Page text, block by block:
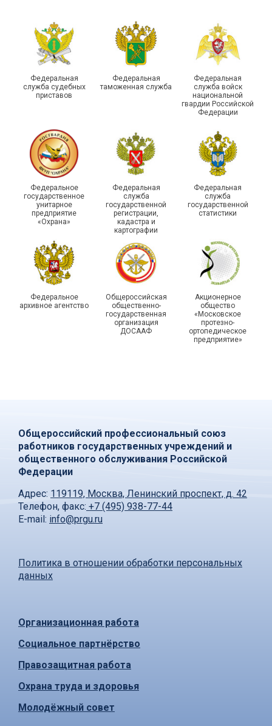
Единство традиций и сила
организаций ГУФСИН
России по Пермскому
краю приняли участие в
туристическом слете
215-й юбилей
государственной
статистики отметили в
Республике Саха (Якутия)
Храбрым детям – добрые
подарки
Федеральная
служба судебных
приставов
Федеральная
таможенная служба
Федеральная
служба войск
национальной
гвардии Российской
Федерации
Федеральное
государственное
унитарное
предприятие
«Охрана»
Федеральная
служба
государственной
регистрации,
кадастра и
картографии
Федеральная
служба
государственной
статистики
Федеральное
архивное агентство
Общероссийская
общественно-
государственная
организация
ДОСААФ
Акционерное
общество
«Московское
протезно-
ортопедическое
предприятие»
Общероссийский профессиональный союз
работников государственных учреждений и
общественного обслуживания Российской
Федерации
Адрес: 119119, Москва, Ленинский проспект, д. 42
Телефон, факс: +7 (495) 938-77-44
E-mail: info@prgu.ru
Политика в отношении обработки персональных
данных
Организационная работа
Социальное партнёрство
Правозащитная работа
Охрана труда и здоровья
Молодёжный совет